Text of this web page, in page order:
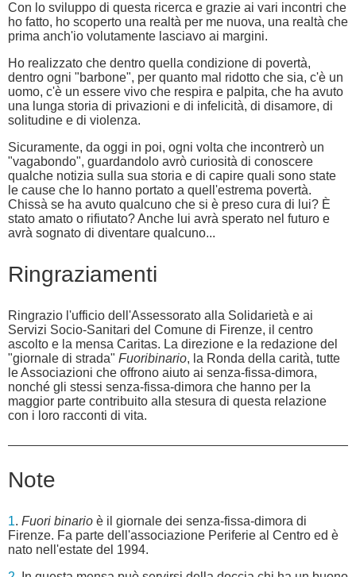
Con lo sviluppo di questa ricerca e grazie ai vari incontri che
ho fatto, ho scoperto una realtà per me nuova, una realtà che
prima anch'io volutamente lasciavo ai margini.
Ho realizzato che dentro quella condizione di povertà,
dentro ogni "barbone", per quanto mal ridotto che sia, c'è un
uomo, c'è un essere vivo che respira e palpita, che ha avuto
una lunga storia di privazioni e di infelicità, di disamore, di
solitudine e di violenza.
Sicuramente, da oggi in poi, ogni volta che incontrerò un
"vagabondo", guardandolo avrò curiosità di conoscere
qualche notizia sulla sua storia e di capire quali sono state
le cause che lo hanno portato a quell'estrema povertà.
Chissà se ha avuto qualcuno che si è preso cura di lui? È
stato amato o rifiutato? Anche lui avrà sperato nel futuro e
avrà sognato di diventare qualcuno...
Ringraziamenti
Ringrazio l'ufficio dell'Assessorato alla Solidarietà e ai
Servizi Socio-Sanitari del Comune di Firenze, il centro
ascolto e la mensa Caritas. La direzione e la redazione del
"giornale di strada" Fuoribinario, la Ronda della carità, tutte
le Associazioni che offrono aiuto ai senza-fissa-dimora,
nonché gli stessi senza-fissa-dimora che hanno per la
maggior parte contribuito alla stesura di questa relazione
con i loro racconti di vita.
Note
1. Fuori binario è il giornale dei senza-fissa-dimora di
Firenze. Fa parte dell'associazione Periferie al Centro ed è
nato nell'estate del 1994.